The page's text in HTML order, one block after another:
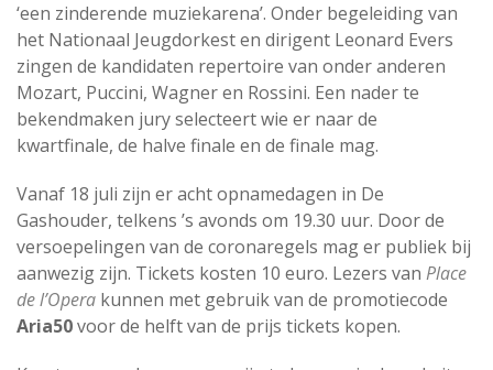
‘een zinderende muziekarena’. Onder begeleiding van
het Nationaal Jeugdorkest en dirigent Leonard Evers
zingen de kandidaten repertoire van onder anderen
Mozart, Puccini, Wagner en Rossini. Een nader te
bekendmaken jury selecteert wie er naar de
kwartfinale, de halve finale en de finale mag.
Vanaf 18 juli zijn er acht opnamedagen in De
Gashouder, telkens ’s avonds om 19.30 uur. Door de
versoepelingen van de coronaregels mag er publiek bij
aanwezig zijn. Tickets kosten 10 euro. Lezers van Place
de l’Opera kunnen met gebruik van de promotiecode
Aria50voor de helft van de prijs tickets kopen.